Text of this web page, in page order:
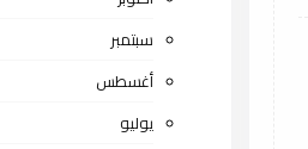
سبتمبر
أغسطس
يوليو